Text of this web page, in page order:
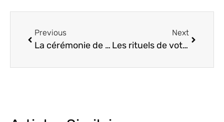
Previous
La cérémonie de la rose
Next
Les rituels de votre cérémonie de mariage laïque!